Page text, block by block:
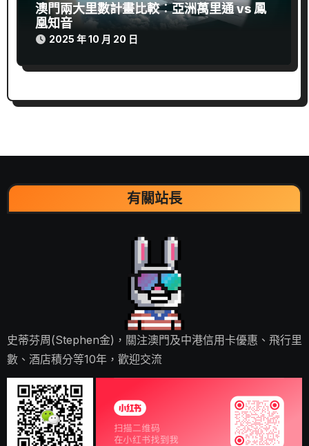
澳門兩大里數計畫比較︰亞洲萬里通 vs 鳳
凰知音
2025 年 10 月 20 日
有關站長
史蒂芬周(Stephen金)，關注澳門及中港信用卡優惠、飛行里
數、酒店積分等10年，歡迎交流